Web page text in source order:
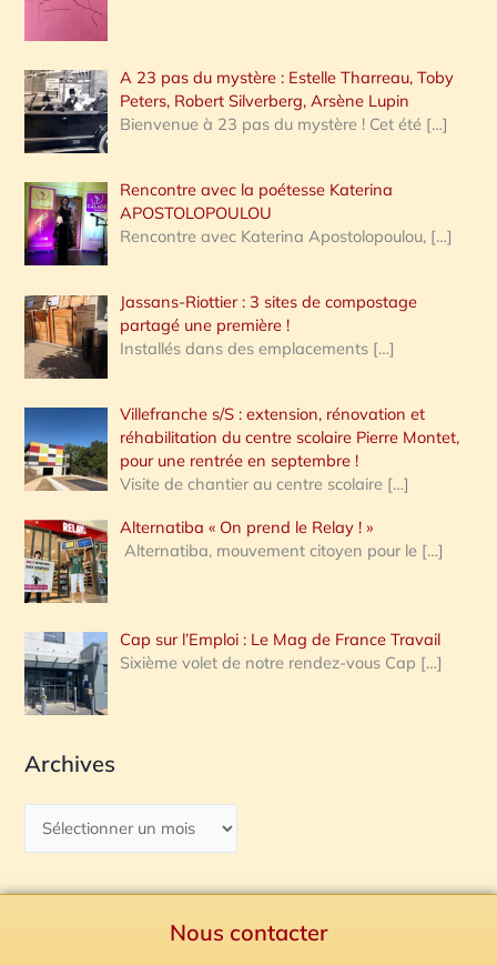
A 23 pas du mystère : Estelle Tharreau, Toby
Peters, Robert Silverberg, Arsène Lupin
Bienvenue à 23 pas du mystère ! Cet été […]
Rencontre avec la poétesse Katerina
APOSTOLOPOULOU
Rencontre avec Katerina Apostolopoulou, […]
Jassans-Riottier : 3 sites de compostage
partagé une première !
Installés dans des emplacements […]
Villefranche s/S : extension, rénovation et
réhabilitation du centre scolaire Pierre Montet,
pour une rentrée en septembre !
Visite de chantier au centre scolaire […]
Alternatiba « On prend le Relay ! »
Alternatiba, mouvement citoyen pour le […]
Cap sur l’Emploi : Le Mag de France Travail
Sixième volet de notre rendez-vous Cap […]
Archives
Nous contacter